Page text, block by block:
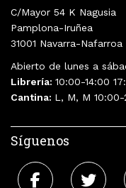
C/Mayor 54 K Nagusia
Pamplona-Iruñea
31001 Navarra-Nafarroa
Abierto de lunes a
Librería: 10:00-14:00
Cantina: L, M, M
Síguenos